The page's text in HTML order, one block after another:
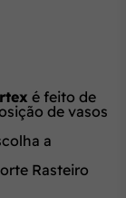
é feito de
de vasos
a
Rasteiro